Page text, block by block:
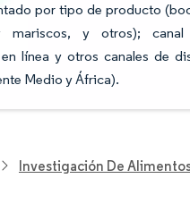
por tipo de producto
y otros); canal
línea y otros canales de
Medio y África).
Investigación De